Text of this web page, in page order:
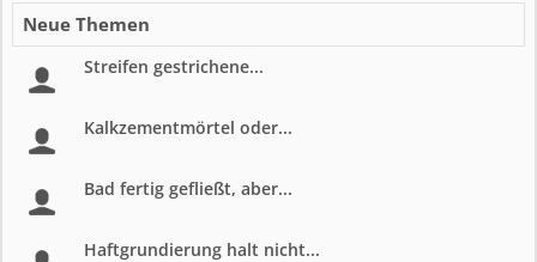
Neue Themen
Streifen gestrichene...
Kalkzementmörtel oder...
Bad fertig gefließt, aber...
Haftgrundierung halt nicht...